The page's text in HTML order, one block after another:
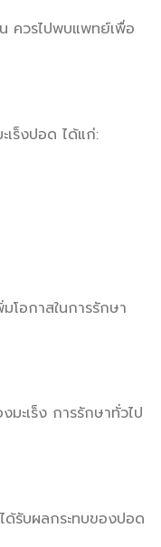
ควรไปพบแพทย์เพื่อ
เร็งปอด ได้แก่:
มโอกาสในการรักษา
มะเร็ง การรักษาทั่วไป
ด้รับผลกระทบของปอด